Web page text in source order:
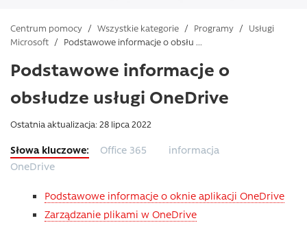
Centrum pomocy / Wszystkie kategorie / Programy / Usługi
Microsoft / Podstawowe informacje o obsłu ...
Podstawowe informacje o
obsłudze usługi OneDrive
Ostatnia aktualizacja: 28 lipca 2022
Office 365
informacja
OneDrive
Podstawowe informacje o oknie aplikacji OneDrive
Zarządzanie plikami w OneDrive